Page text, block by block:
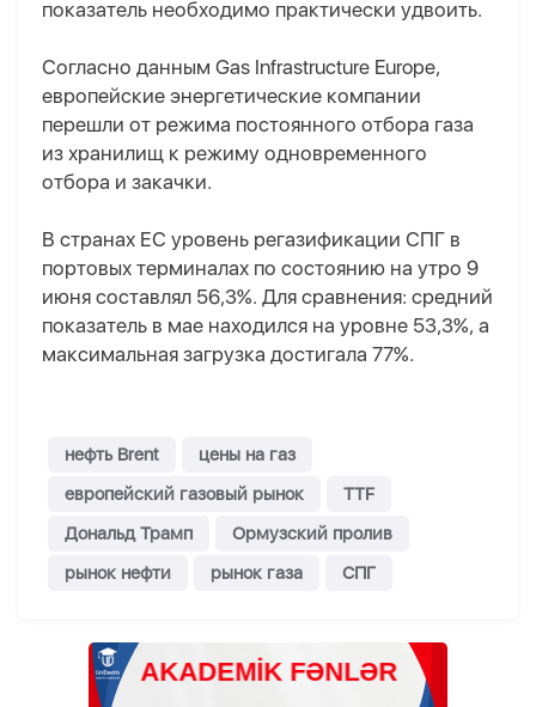
показатель необходимо практически удвоить.
Согласно данным Gas Infrastructure Europe,
европейские энергетические компании
перешли от режима постоянного отбора газа
из хранилищ к режиму одновременного
отбора и закачки.
В странах ЕС уровень регазификации СПГ в
портовых терминалах по состоянию на утро 9
июня составлял 56,3%. Для сравнения: средний
показатель в мае находился на уровне 53,3%, а
максимальная загрузка достигала 77%.
нефть Brent
цены на газ
европейский газовый рынок
TTF
Дональд Трамп
Ормузский пролив
рынок нефти
рынок газа СПГ